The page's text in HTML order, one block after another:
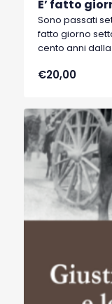
E’ fatto
Sono passati
fatto giorno
cento anni
del “caso”
diremmo
illustrazione,
testo, lirica
€20,00